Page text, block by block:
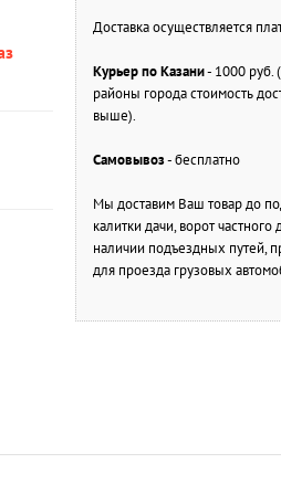
Доставка осуществляется
Курьер по Казани- 1000 руб.
районы города стоимость
выше).
Самовывоз- бесплатно
Мы доставим Ваш товар до
калитки дачи, ворот частного
наличии подъездных путей,
для проезда грузовых